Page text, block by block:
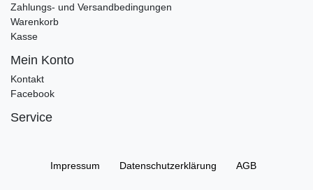
Zahlungs- und Versandbedingungen
Warenkorb
Kasse
Mein Konto
Kontakt
Facebook
Service
Impressum Daten­schutz­erklärung AGB